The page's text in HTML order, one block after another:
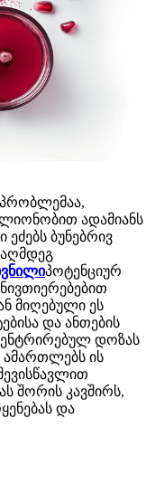
ადამიანს
ეძებს ბუნებრივ
პოტენციურ
მიღებული ეს
და ანთების
დოზას
ამართლებს ის
შორის კავშირს,
და